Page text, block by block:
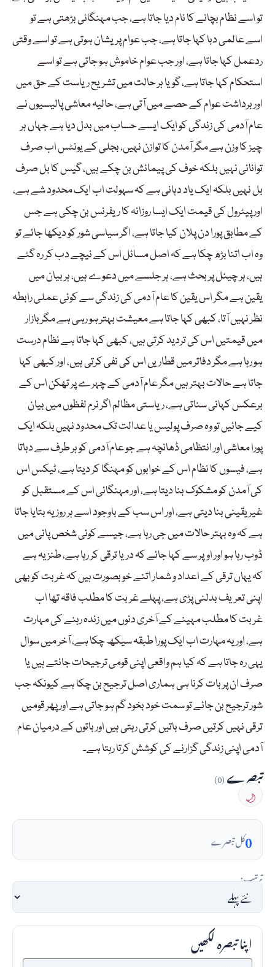
تو اسے نظام بچانے کا نام دیا جاتا ہے، جب مہنگائی بڑھتی ہے تو
اسے عالمی دبا کہا جاتا ہے، جب عوام پریشان ہوتی ہے تو اسے وقتی
ردعمل کہا جاتا ہے، اور جب عوام خاموش ہو جاتی ہے تو اسے
استحکام کہا جاتا ہے، گویا ہر حالت میں تشریح ریاست کے حق میں
اور برداشت عوام کے حصے میں آتی ہے، حالیہ معاشی پالیسیوں نے
عام آدمی کی زندگی کو ایک ایسے حساب میں بدل دیا ہے جہاں ہر
چیز کا وزن ہے مگر آمدن کا توازن نہیں، بجلی کے یونٹس اب صرف
توانائی نہیں بلکہ خوف کی پیمائش بن چکے ہیں، گیس کا بل صرف
بل نہیں بلکہ ایک یاد دہانی ہے کہ سہولت اب ایک محدود شے ہے،
اور پیٹرول کی قیمت ایک ایسا روزانہ کا ریفرنس بن چکی ہے جس
کے مطابق پورا دن پلان کیا جاتا ہے، اگر سیاسی شور کو دیکھا جائے تو
وہ اب اتنا بڑھ چکا ہے کہ اصل مسائل اس کے نیچے دب کر رہ گئے
ہیں، ہر چینل پر بحث ہے، ہر جلسے میں دعوے ہیں، ہر بیان میں
یقین ہے مگر اس یقین کا عام آدمی کی زندگی سے کوئی عملی رابطہ
نظر نہیں آتا، کبھی کہا جاتا ہے معیشت بہتر ہو رہی ہے مگر بازار
میں قیمتیں اس کی تردید کرتی ہیں، کبھی کہا جاتا ہے نظام درست
ہو رہا ہے مگر دفاتر میں قطاریں اس کی نفی کرتی ہیں، اور کبھی کہا
جاتا ہے حالات بہتر ہیں مگر عام آدمی کے چہرے پر تھکن اس کے
برعکس کہانی سناتی ہے، ریاستی مظالم اگر نرم لفظوں میں بیان
کیے جائیں تو وہ صرف پولیس یا عدالت تک محدود نہیں بلکہ ایک
پورا معاشی اور انتظامی ڈھانچہ ہے جو عام آدمی کو ہر طرف سے دباتا
ہے، فیسوں کا نظام اس کے خوابوں کو مہنگا کر دیتا ہے، ٹیکس اس
کی آمدن کو مشکوک بنا دیتا ہے، اور مہنگائی اس کے مستقبل کو
غیر یقینی بنا دیتی ہے، اور اس سب کے باوجود اسے ہر روز یہ بتایا جاتا
ہے کہ وہ بہتر حالات میں جی رہا ہے، جیسے کوئی شخص پانی میں
ڈوب رہا ہو اور اوپر سے کہا جائے کہ دریا ترقی کر رہا ہے، طنز یہ ہے
کہ یہاں ترقی کے اعداد و شمار اتنے خوبصورت ہیں کہ غربت کو بھی
اپنی تعریف بدلنی پڑی ہے، پہلے غربت کا مطلب فاقہ تھا اب
غربت کا مطلب مہینے کے آخری دنوں میں زندہ رہنے کی مہارت
ہے، اور یہ مہارت اب ایک پورا طبقہ سیکھ چکا ہے، آخر میں سوال
یہی رہ جاتا ہے کہ کیا ہم واقعی اپنی قومی ترجیحات جانتے ہیں یا
صرف ان پر بات کرنا ہی ہماری اصل ترجیح بن چکا ہے کیونکہ جب
شور ترجیح بن جائے تو سمت خود بخود گم ہو جاتی ہے اور پھر قومیں
ترقی نہیں کرتیں صرف باتیں کرتی رہتی ہیں اور باتوں کے درمیان عام
آدمی اپنی زندگی گزارنے کی کوشش کرتا رہتا ہے۔
تبصرے(0)
🌙
0کل تبصرے
ترتیب:
اپنا تبصرہ لکھیں